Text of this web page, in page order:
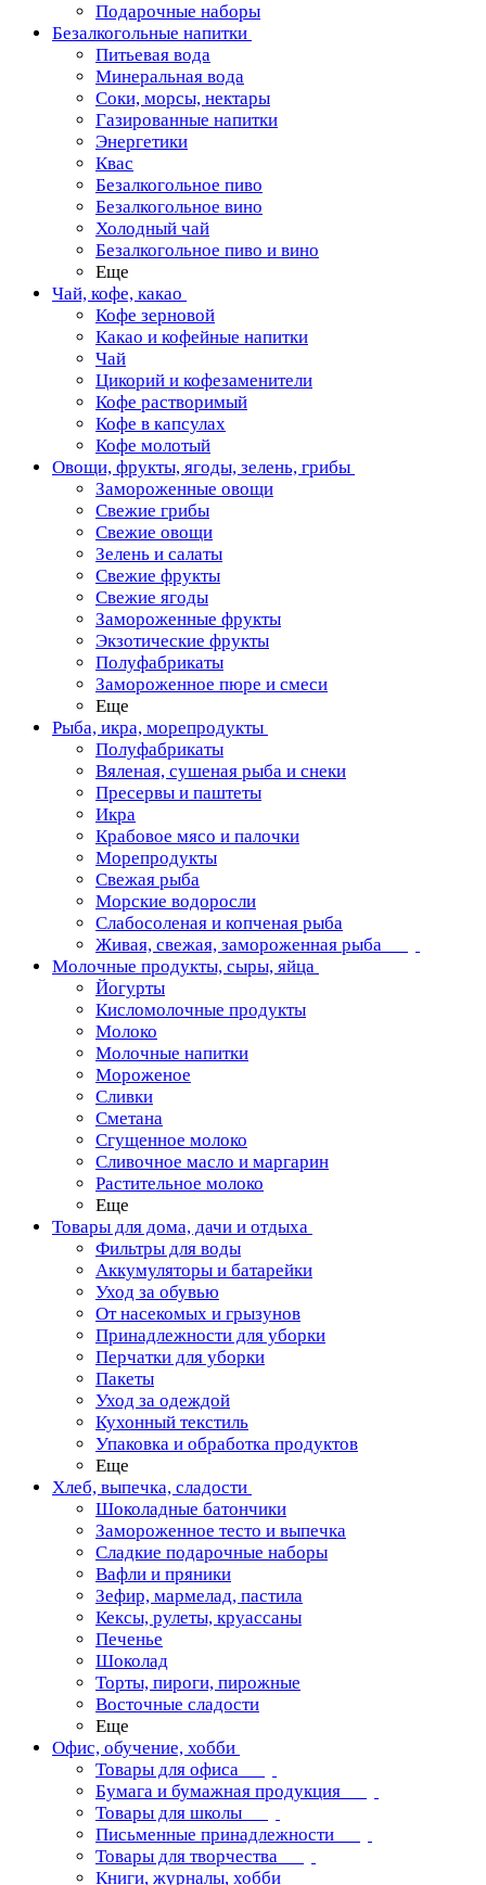
Подарочные наборы
Безалкогольные напитки
Питьевая вода
Минеральная вода
Соки, морсы, нектары
Газированные напитки
Энергетики
Квас
Безалкогольное пиво
Безалкогольное вино
Холодный чай
Безалкогольное пиво и вино
Еще
Чай, кофе, какао
Кофе зерновой
Какао и кофейные напитки
Чай
Цикорий и кофезаменители
Кофе растворимый
Кофе в капсулах
Кофе молотый
Овощи, фрукты, ягоды, зелень, грибы
Замороженные овощи
Свежие грибы
Свежие овощи
Зелень и салаты
Свежие фрукты
Свежие ягоды
Замороженные фрукты
Экзотические фрукты
Полуфабрикаты
Замороженное пюре и смеси
Еще
Рыба, икра, морепродукты
Полуфабрикаты
Вяленая, сушеная рыба и снеки
Пресервы и паштеты
Икра
Крабовое мясо и палочки
Морепродукты
Свежая рыба
Морские водоросли
Слабосоленая и копченая рыба
Живая, свежая, замороженная рыба
Молочные продукты, сыры, яйца
Йогурты
Кисломолочные продукты
Молоко
Молочные напитки
Мороженое
Сливки
Сметана
Сгущенное молоко
Сливочное масло и маргарин
Растительное молоко
Еще
Товары для дома, дачи и отдыха
Фильтры для воды
Аккумуляторы и батарейки
Уход за обувью
От насекомых и грызунов
Принадлежности для уборки
Перчатки для уборки
Пакеты
Уход за одеждой
Кухонный текстиль
Упаковка и обработка продуктов
Еще
Хлеб, выпечка, сладости
Шоколадные батончики
Замороженное тесто и выпечка
Сладкие подарочные наборы
Вафли и пряники
Зефир, мармелад, пастила
Кексы, рулеты, круассаны
Печенье
Шоколад
Торты, пироги, пирожные
Восточные сладости
Еще
Офис, обучение, хобби
Товары для офиса
Бумага и бумажная продукция
Товары для школы
Письменные принадлежности
Товары для творчества
Книги, журналы, хобби